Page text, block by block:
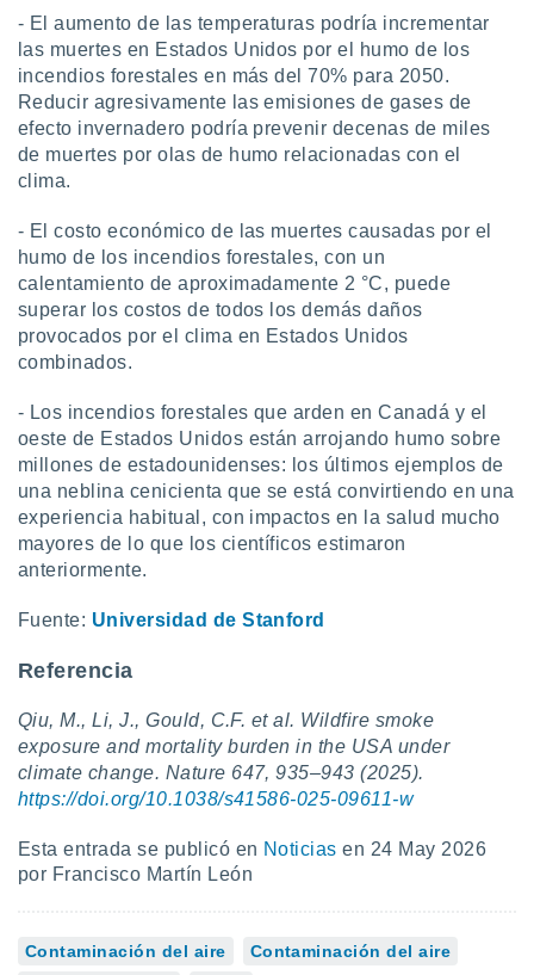
- El aumento de las temperaturas podría incrementar
las muertes en Estados Unidos por el humo de los
incendios forestales en más del 70% para 2050.
Reducir agresivamente las emisiones de gases de
efecto invernadero podría prevenir decenas de miles
de muertes por olas de humo relacionadas con el
clima.
- El costo económico de las muertes causadas por el
humo de los incendios forestales, con un
calentamiento de aproximadamente 2 °C, puede
superar los costos de todos los demás daños
provocados por el clima en Estados Unidos
combinados.
- Los incendios forestales que arden en Canadá y el
oeste de Estados Unidos están arrojando humo sobre
millones de estadounidenses: los últimos ejemplos de
una neblina cenicienta que se está convirtiendo en una
experiencia habitual, con impactos en la salud mucho
mayores de lo que los científicos estimaron
anteriormente.
Fuente: Universidad de Stanford
Referencia
Qiu, M., Li, J., Gould, C.F. et al. Wildfire smoke
exposure and mortality burden in the USA under
climate change. Nature 647, 935–943 (2025).
https://doi.org/10.1038/s41586-025-09611-w
Esta entrada se publicó en Noticias en 24 May 2026
por Francisco Martín León
Contaminación del aire
Contaminación del aire